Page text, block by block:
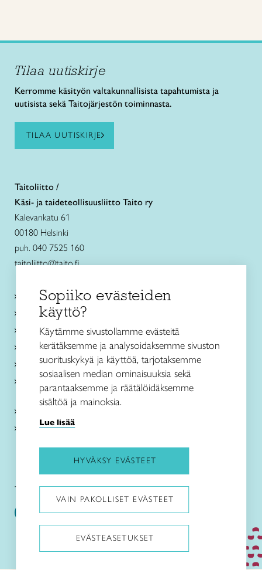
Tilaa uutiskirje
Kerromme käsityön valtakunnallisista tapahtumista ja
uutisista sekä Taitojärjestön toiminnasta.
TILAA UUTISKIRJE
Taitoliitto /
Käsi- ja taideteollisuusliitto Taito ry
Kalevankatu 61
00180 Helsinki
puh. 040 7525 160
taitoliitto@taito.fi
Käsityökurssit ja koulutus
Ajankohtaista
Käsityöohjeet
Me olemme Taito
Paikallinen toiminta
Verkkokaupat
Kirjaudu Arviin
Kirjaudu Taitocampukseen
Taitoliitto: Taito-lehti:
Sopiiko evästeiden
käyttö?
Käytämme sivustollamme evästeitä
kerätäksemme ja analysoidaksemme sivuston
suorituskykyä ja käyttöä, tarjotaksemme
sosiaalisen median ominaisuuksia sekä
parantaaksemme ja räätälöidäksemme
sisältöä ja mainoksia.
Lue lisää
HYVÄKSY EVÄSTEET
VAIN PAKOLLISET EVÄSTEET
EVÄSTEASETUKSET